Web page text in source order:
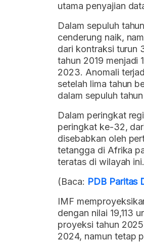
utama penyajian
Dalam sepuluh
cenderung naik,
dari kontraksi turun
tahun 2019 menjadi
2023. Anomali
setelah lima tahun
dalam sepuluh
Dalam peringkat
peringkat ke-32,
disebabkan oleh
tetangga di Afrika
teratas di wilayah ini.
(Baca: PDB Paritas
IMF
dengan nilai 19,113
proyeksi tahun
2024, namun tetap